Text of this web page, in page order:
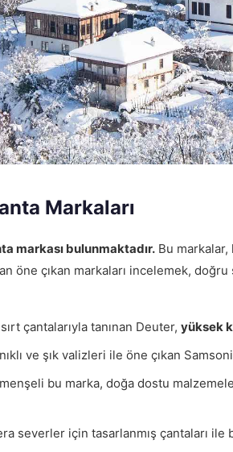
Markaları
markası bulunmaktadır. Bu markalar,
öne çıkan markaları incelemek,
çantalarıyla tanınan Deuter, yüksek
ve şık valizleri ile öne çıkan
bu marka, doğa dostu
severler için tasarlanmış çantaları